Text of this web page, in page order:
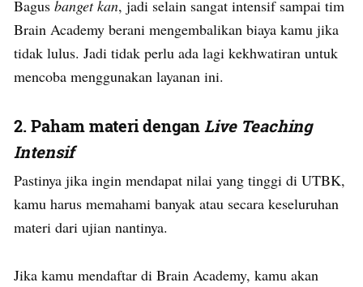
Bagus banget kan, jadi selain sangat intensif sampai tim
Brain Academy berani mengembalikan biaya kamu jika
tidak lulus. Jadi tidak perlu ada lagi kekhwatiran untuk
mencoba menggunakan layanan ini.
2. Paham materi dengan Live Teaching
Intensif
Pastinya jika ingin mendapat nilai yang tinggi di UTBK,
kamu harus memahami banyak atau secara keseluruhan
materi dari ujian nantinya.
Jika kamu mendaftar di Brain Academy, kamu akan